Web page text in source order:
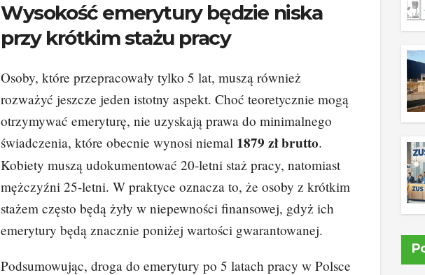
Wysokość emerytury będzie niska
przy krótkim stażu pracy
Osoby, które przepracowały tylko 5 lat, muszą również
rozważyć jeszcze jeden istotny aspekt. Choć teoretycznie mogą
otrzymywać emeryturę, nie uzyskają prawa do minimalnego
świadczenia, które obecnie wynosi niemal 1879 zł brutto.
Kobiety muszą udokumentować 20-letni staż pracy, natomiast
mężczyźni 25-letni. W praktyce oznacza to, że osoby z krótkim
stażem często będą żyły w niepewności finansowej, gdyż ich
emerytury będą znacznie poniżej wartości gwarantowanej.
Podsumowując, droga do emerytury po 5 latach pracy w Polsce